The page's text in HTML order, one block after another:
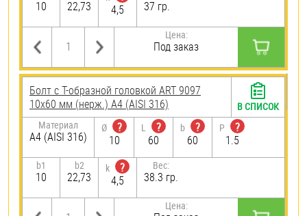
10 22,73
4,5
37 гр.
Цена:
Под заказ
Болт с Т-образной головкой ART 9097
10х60 мм (нерж.) A4 (AISI 316)
Материал
A4 (AISI 316)
Ø
?
10
L
?
60
b
?
60
P
?
1.5
b1
10
b2
22,73
k
?
4,5
Вес:
38.3 гр.
Цена:
В СПИСОК